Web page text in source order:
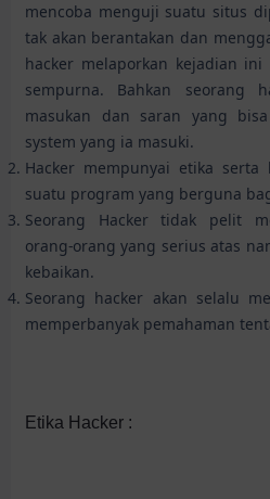
mencoba menguji suatu situs
tak akan berantakan dan
hacker melaporkan kejadian
sempurna. Bahkan seorang
masukan dan saran yang
system yang ia masuki.
Hacker mempunyai etika serta
suatu program yang berguna
Seorang Hacker tidak pelit
orang-orang yang serius atas
kebaikan.
Seorang hacker akan selalu
memperbanyak pemahaman
Etika Hacker :